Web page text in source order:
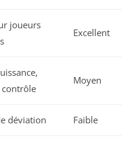
joueurs
Excellent
contrôle
Moyen
déviation Faible